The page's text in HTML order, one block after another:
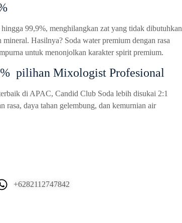
99,9%, menghilangkan zat yang tidak dibutuhkan
mineral. Hasilnya? Soda water premium dengan rasa
untuk menonjolkan karakter spirit premium.
pilihan Mixologist Profesional
di APAC, Candid Club Soda lebih disukai 2:1
rasa, daya tahan gelembung, dan kemurnian air
+6282112747842